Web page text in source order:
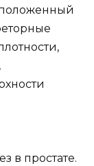
в простате.